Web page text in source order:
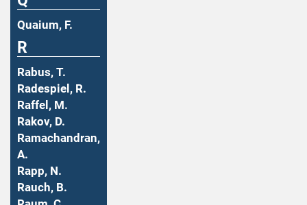
Quaium, F.
R
Rabus, T.
Radespiel, R.
Raffel, M.
Rakov, D.
Ramachandran,
A.
Rapp, N.
Rauch, B.